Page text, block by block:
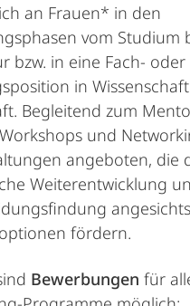
an Frauen* in den
vom Studium
bzw. in eine Fach- oder
in
Begleitend zum
und
angeboten, die
Weiterentwicklung
fördern.
Bewerbungen für